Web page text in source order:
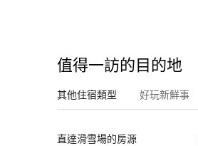
值得一訪的目的地
其他住宿類型 好玩新鮮事
直達滑雪場的房源